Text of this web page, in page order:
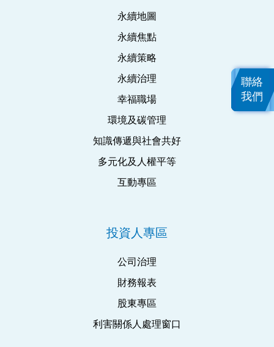
永續地圖
永續焦點
永續策略
永續治理
幸福職場
環境及碳管理
知識傳遞與社會共好
多元化及人權平等
互動專區
投資人專區
公司治理
財務報表
股東專區
利害關係人處理窗口
聯絡
我們